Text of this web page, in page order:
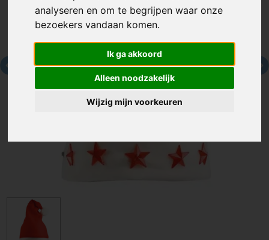
analyseren en om te begrijpen waar onze
bezoekers vandaan komen.
Ik ga akkoord
Alleen noodzakelijk
Wijzig mijn voorkeuren